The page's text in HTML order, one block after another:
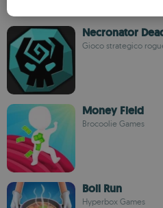
Necronator
Gioco strategico
Money Field
Brocoolie Games
Boil Run
Hyperbox Games